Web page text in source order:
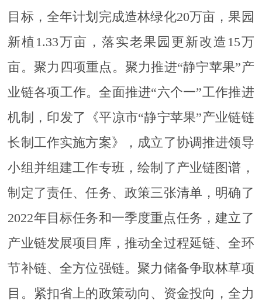
目标，全年计划完成造林绿化20万亩，果园
新植1.33万亩，落实老果园更新改造15万
亩。聚力四项重点。聚力推进“静宁苹果”产
业链各项工作。全面推进“六个一”工作推进
机制，印发了《平凉市“静宁苹果”产业链链
长制工作实施方案》，成立了协调推进领导
小组并组建工作专班，绘制了产业链图谱，
制定了责任、任务、政策三张清单，明确了
2022年目标任务和一季度重点任务，建立了
产业链发展项目库，推动全过程延链、全环
节补链、全方位强链。聚力储备争取林草项
目。紧扣省上的政策动向、资金投向，全力